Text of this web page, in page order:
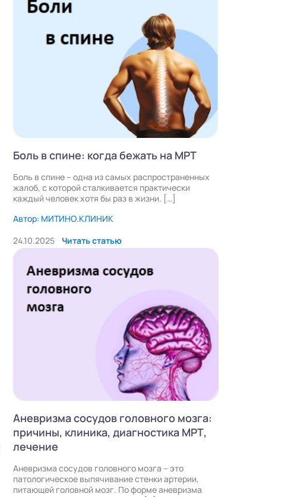
Боль в спине: когда бежать на МРТ
Боль в спине – одна из самых распространенных
жалоб, с которой сталкивается практически
каждый человек хотя бы раз в жизни. […]
Автор: МИТИНО.КЛИНИК
24.10.2025
Читать статью
Аневризма сосудов головного мозга:
причины, клиника, диагностика МРТ,
лечение
Аневризма сосудов головного мозга – это
патологическое выпячивание стенки артерии,
питающей головной мозг. По форме аневризма